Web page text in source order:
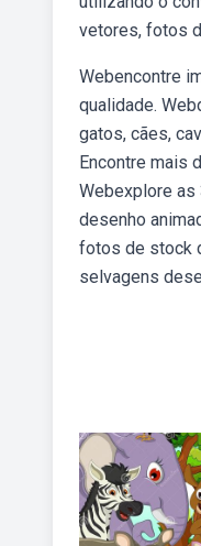
vetores, fotos
Webencontre
qualidade.
gatos, cães,
Encontre mais
Webexplore
desenho
fotos de stock
selvagens